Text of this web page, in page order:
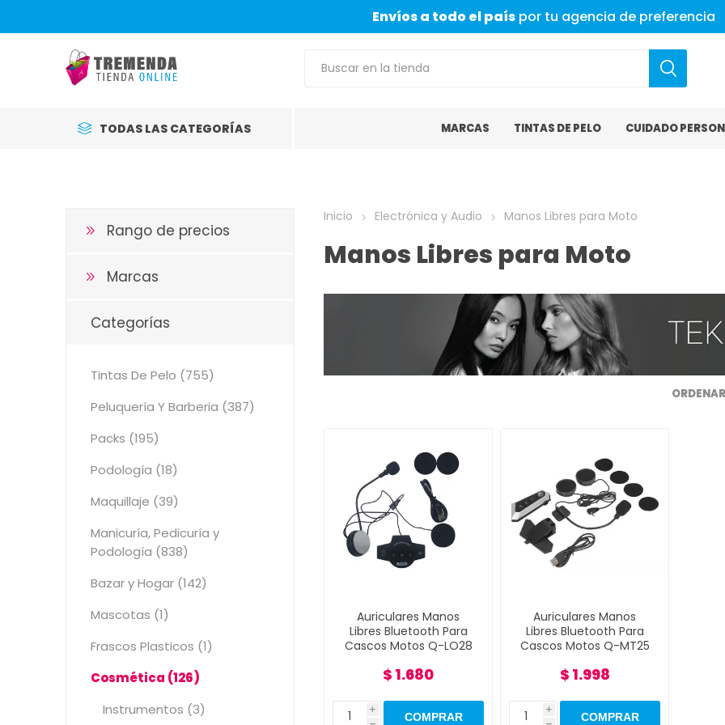
Envíos a todo el país por tu agencia de preferencia
TODAS LAS CATEGORÍAS MARCAS TINTAS DE PELO CUIDADO
Inicio Electrónica y Audio Manos Libres para Moto
Manos Libres para Moto
Auriculares Manos
Libres Bluetooth Para
Cascos Motos Q-LO28
$ 1.680
i
h
Auriculares Manos
Libres Bluetooth Para
Cascos Motos Q-MT25
$ 1.998
i
h
Rango de precios
Marcas
Categorías
Tintas De Pelo (755)
Peluquería Y Barberia (387)
Packs (195)
Podología (18)
Maquillaje (39)
Manicuría, Pedicuría y
Podología (838)
Bazar y Hogar (142)
Mascotas (1)
Frascos Plasticos (1)
Cosmética (126)
Instrumentos (3)